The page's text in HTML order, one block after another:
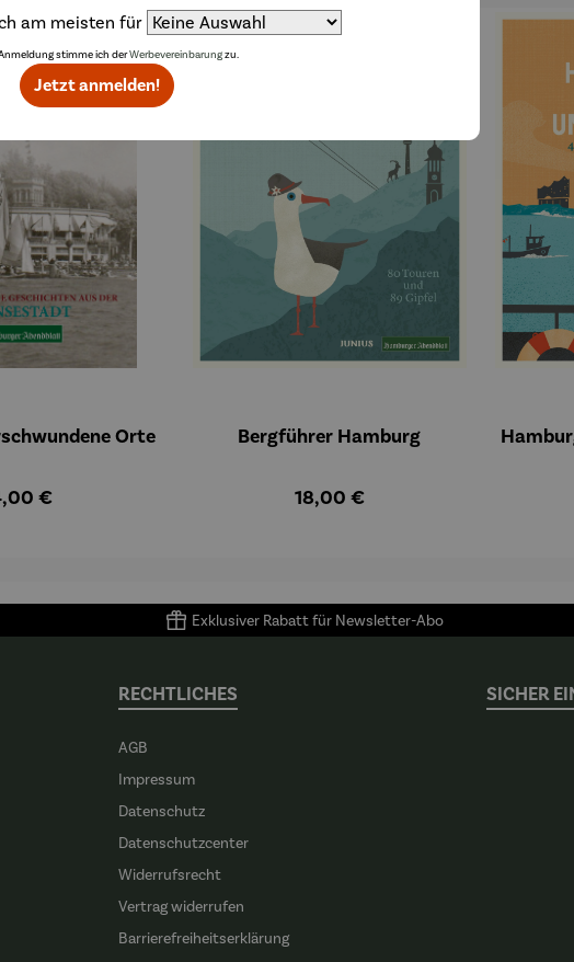
Orte
Preis:
€
Bergführer Hamburg
Regulärer Preis:
18,00 €
Exklusiver Rabatt für Newsletter-Abo
RECHTLICHES
AGB
Impressum
Datenschutz
Datenschutzcenter
Widerrufsrecht
Vertrag widerrufen
Barrierefreiheitserklärung
SICHER
am meisten für
stimme ich derWerbevereinbarungzu.
Jetzt anmelden!